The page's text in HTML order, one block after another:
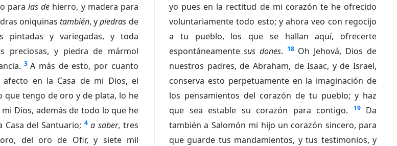
para las de hierro, y madera para
oniquinas también, ypiedras de
pintadas y variegadas, y toda
preciosas, y piedra de mármol
3 A más de esto, por cuanto
en la Casa de mi Dios, el
tengo de oro y de plata, lo he
mi Dios, además de todo lo que he
del Santuario; 4 a saber, tres
del oro de Ofir, y siete mil
yo pues en la rectitud de mi corazón te he ofrecido
voluntariamente todo esto; y ahora veo con regocijo
a tu pueblo, los que se hallan aquí, ofrecerte
espontáneamente sus dones. 18 Oh Jehová, Dios de
nuestros padres, de Abraham, de Isaac, y de Israel,
conserva esto perpetuamente en la imaginación de
los pensamientos del corazón de tu pueblo; y haz
que sea estable su corazón para contigo.
19
Da
también a Salomón mi hijo un corazón sincero, para
que guarde tus mandamientos, y tus testimonios, y